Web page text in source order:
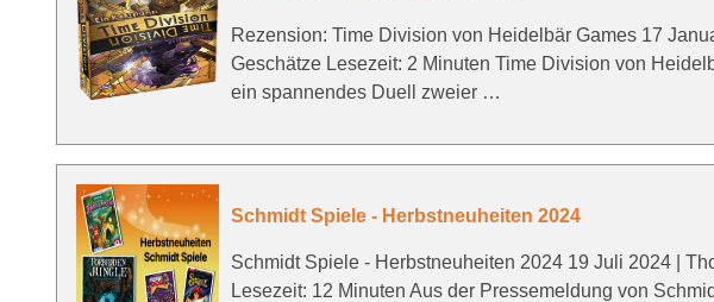
Rezension: Time Division von Heidelbär Games 17
Geschätze Lesezeit: 2 Minuten Time Division von
ein spannendes Duell zweier …
Schmidt Spiele - Herbstneuheiten 2024
Schmidt Spiele - Herbstneuheiten 2024 19 Juli 2024 |
Lesezeit: 12 Minuten Aus der Pressemeldung von